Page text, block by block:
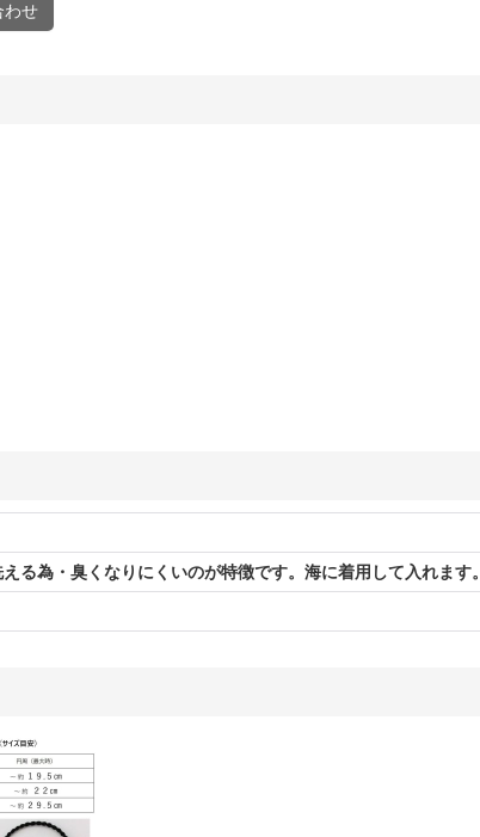
わせ
為・臭くなりにくいのが特徴です。海に着用して入れます。